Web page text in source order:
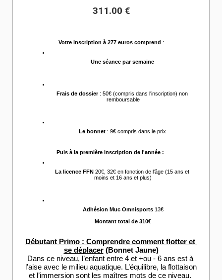
311.00 €
Votre inscription à 277 euros comprend :
Une séance par semaine
Frais de dossier : 50€ (compris dans l'inscription) non
remboursable
Le bonnet : 9€ compris dans le prix
Puis à la première inscription de l'année :
La licence FFN 20€, 32€ en fonction de l'âge (15 ans et
moins et 16 ans et plus)
Adhésion Muc Omnisports 13€
Montant total de 310€
Débutant Primo : Comprendre comment flotter et
se déplacer (Bonnet Jaune)
Dans ce niveau, l’enfant entre 4 et +ou - 6 ans est à
l'aise avec le milieu aquatique. L’équilibre, la flottaison
et l’immersion sont les maîtres mots de ce niveau.